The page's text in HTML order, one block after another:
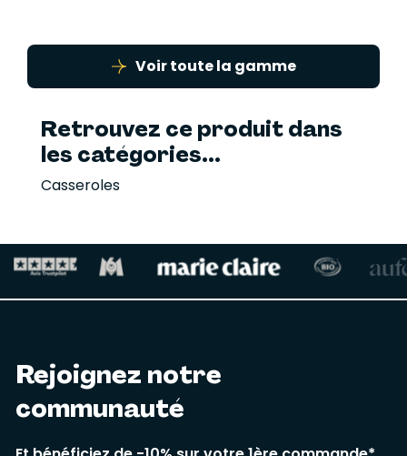
Voir toute la gamme
Retrouvez ce produit dans
les catégories...
Casseroles
Rejoignez notre
communauté